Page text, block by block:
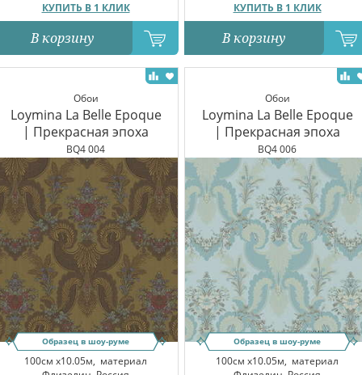
КУПИТЬ В 1 КЛИК
В корзину
КУПИТЬ В 1 КЛИК
В корзину
Обои
Loymina La Belle Epoque
| Прекрасная эпоха
BQ4 004
Образец в шоу-руме
100см x10.05м, материал
Обои
Loymina La Belle Epoque
| Прекрасная эпоха
BQ4 006
Образец в шоу-руме
100см x10.05м, материал